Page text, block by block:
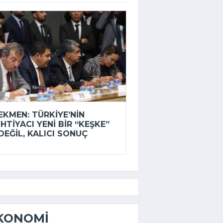
TÜRKIYE’NIN
YENI BIR “KEŞKE”
KALICI SONUÇ